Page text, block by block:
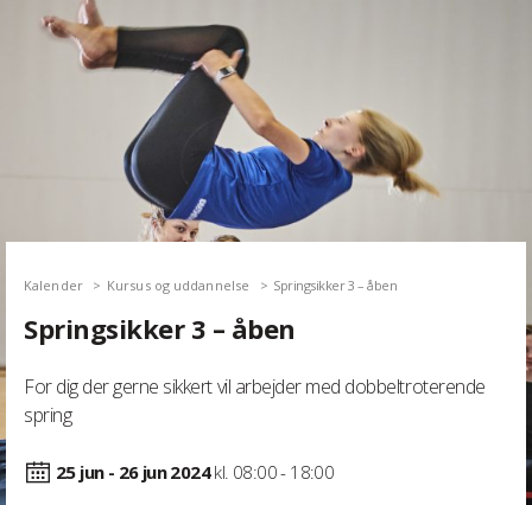
Kalender Kursus og uddannelse Springsikker 3 – åben
Springsikker 3 – åben
For dig der gerne sikkert vil arbejder med dobbeltroterende
spring
25 jun - 26 jun2024kl. 08:00 - 18:00